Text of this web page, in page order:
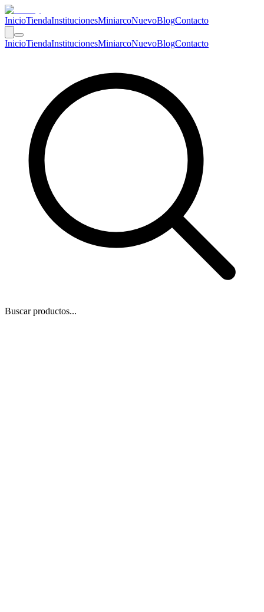
InicioTiendaInstitucionesMiniarcoNuevoBlogContacto
InicioTiendaInstitucionesMiniarcoNuevoBlogContacto
Buscar productos...